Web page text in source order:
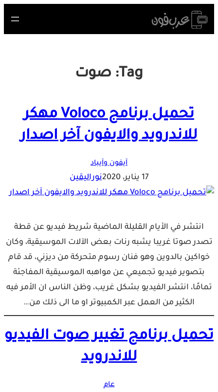
Skip
to
Tag: صوت
تحميل برنامج Voloco مهكر
للاندرويد والايفون آخر اصدار
آيفون وآيباد
17 يناير، 2020 نوراليقين
انتشر في الأيام القليلة الماضية شريط فيديو عن قطة
تصدر صوتا غريبا يشبه رنات بعض الآلات الموسيقية، وكان
خواكين بالدوين وهو فنان رسوم متحركة من ديزني، قد قام
بتصوير فيديو تجميعي عن مواهبه الموسيقية المفاجئة
تمامًا، انتشر الفيديو بشكل غريب، وظن الناس ان الأمر فيه
الكثير من العمل عبر الكمبيوتر او ما الى ذلك من…
تحميل برنامج تغيير صوت الفيديو
للاندرويد
عام